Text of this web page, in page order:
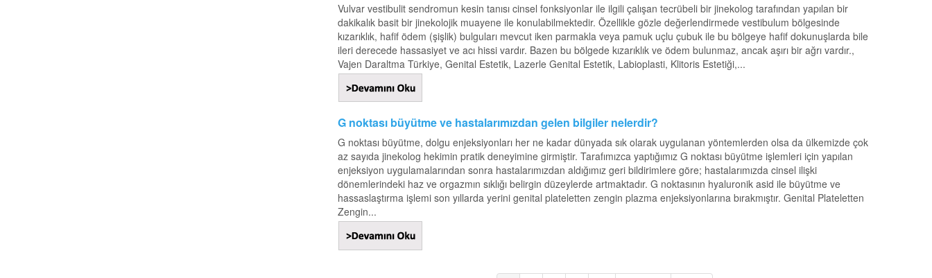
Vulvar vestibulit sendromun kesin tanısı cinsel fonksiyonlar ile ilgili çalışan tecrübeli bir jinekolog tarafından yapılan bir
dakikalık basit bir jinekolojik muayene ile konulabilmektedir. Özellikle gözle değerlendirmede vestibulum bölgesinde
kızarıklık, hafif ödem (şişlik) bulguları mevcut iken parmakla veya pamuk uçlu çubuk ile bu bölgeye hafif dokunuşlarda bile
ileri derecede hassasiyet ve acı hissi vardır. Bazen bu bölgede kızarıklık ve ödem bulunmaz, ancak aşırı bir ağrı vardır.,
Vajen Daraltma Türkiye, Genital Estetik, Lazerle Genital Estetik, Labioplasti, Klitoris Estetiği,...
G noktası büyütme ve hastalarımızdan gelen bilgiler nelerdir?
G noktası büyütme, dolgu enjeksiyonları her ne kadar dünyada sık olarak uygulanan yöntemlerden olsa da ülkemizde çok
az sayıda jinekolog hekimin pratik deneyimine girmiştir. Tarafımızca yaptığımız G noktası büyütme işlemleri için yapılan
enjeksiyon uygulamalarından sonra hastalarımızdan aldığımız geri bildirimlere göre; hastalarımızda cinsel ilişki
dönemlerindeki haz ve orgazmın sıklığı belirgin düzeylerde artmaktadır. G noktasının hyaluronik asid ile büyütme ve
hassaslaştırma işlemi son yıllarda yerini genital plateletten zengin plazma enjeksiyonlarına bırakmıştır. Genital Plateletten
Zengin...